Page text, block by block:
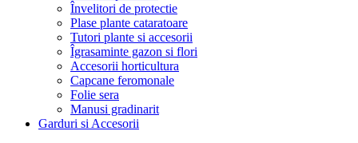
Învelitori de protectie
Plase plante cataratoare
Tutori plante si accesorii
Îgrasaminte gazon si flori
Accesorii horticultura
Capcane feromonale
Folie sera
Manusi gradinarit
Garduri si Accesorii